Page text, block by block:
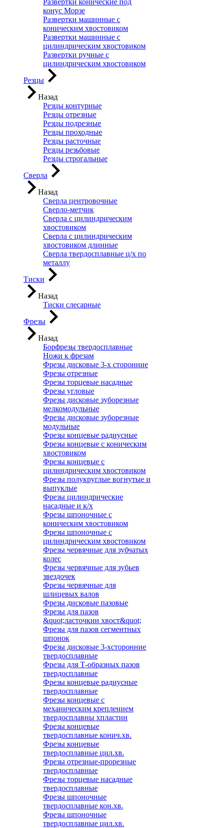
Развертки конические под
конус Морзе
Развертки машинные с
коническим хвостовиком
Развертки машинные с
цилиндрическим хвостовиком
Развертки ручные с
цилиндрическим хвостовиком
Резцы
Назад
Резцы контурные
Резцы отрезные
Резцы подрезные
Резцы проходные
Резцы расточные
Резцы резьбовые
Резцы строгальные
Сверла
Назад
Сверла центровочные
Сверло-метчик
Сверла с цилиндрическим
хвостовиком
Сверла с цилиндрическим
хвостовиком длинные
Сверла твердосплавные ц/х по
металлу
Тиски
Назад
Тиски слесарные
Фрезы
Назад
Борфрезы твердосплавные
Ножи к фрезам
Фрезы дисковые 3-х сторонние
Фрезы отрезные
Фрезы торцевые насадные
Фрезы угловые
Фрезы дисковые зуборезные
мелкомодульные
Фрезы дисковые зуборезные
модульные
Фрезы концевые радиусные
Фрезы концевые с коническим
хвостовиком
Фрезы концевые с
цилиндрическим хвостовиком
Фрезы полукруглые вогнутые и
выпуклые
Фрезы цилиндрические
насадные и к/х
Фрезы шпоночные с
коническим хвостовиком
Фрезы шпоночные с
цилиндрическим хвостовиком
Фрезы червячные для зубчатых
колес
Фрезы червячные для зубьев
звездочек
Фрезы червячные для
шлицевых валов
Фрезы дисковые пазовые
Фрезы для пазов
&quot;ласточкин хвост&quot;
Фрезы для пазов сегментных
шпонок
Фрезы дисковые 3-хсторонние
твердосплавные
Фрезы для Т-образных пазов
твердосплавные
Фрезы концевые радиусные
твердосплавные
Фрезы концевые с
механическим креплением
твердосплавны хпластин
Фрезы концевые
твердосплавные конич.хв.
Фрезы концевые
твердосплавные цил.хв.
Фрезы отрезные-прорезные
твердосплавные
Фрезы торцевые насадные
твердосплавные
Фрезы шпоночные
твердосплавные кон.хв.
Фрезы шпоночные
твердосплавные цил.хв.